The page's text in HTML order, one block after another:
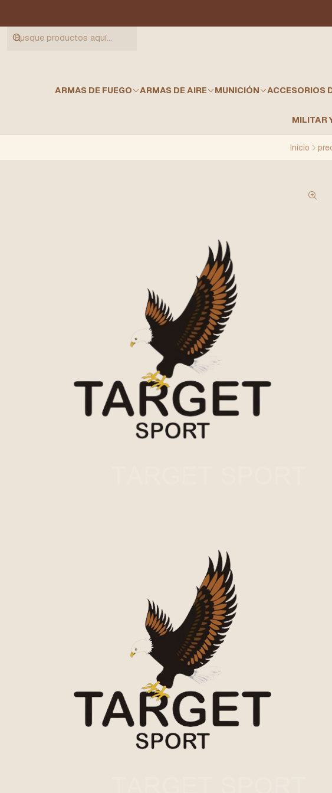
ARMAS DE FUEGO ARMAS DE AIRE MUNICIÓN ACCESORIOS
MILITAR
Inicio